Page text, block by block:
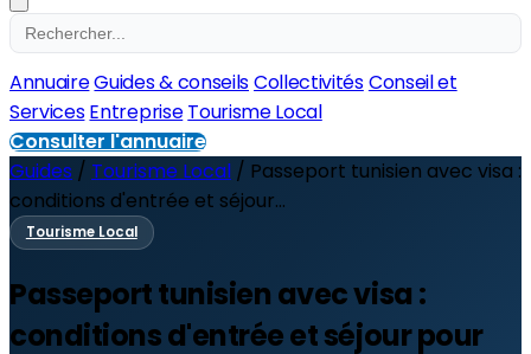
AnnuaireGuides & conseilsCollectivitésConseil et
ServicesEntreprise Tourisme Local
Consulter l'annuaire
Guides / Tourisme Local / Passeport tunisien avec visa :
conditions d'entrée et séjour...
Tourisme Local
Passeport tunisien avec visa :
conditions d'entrée et séjour pour